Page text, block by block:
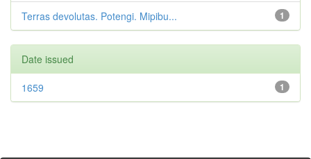
1
Terras devolutas. Potengi. Mipibu...
Date issued
1
1659